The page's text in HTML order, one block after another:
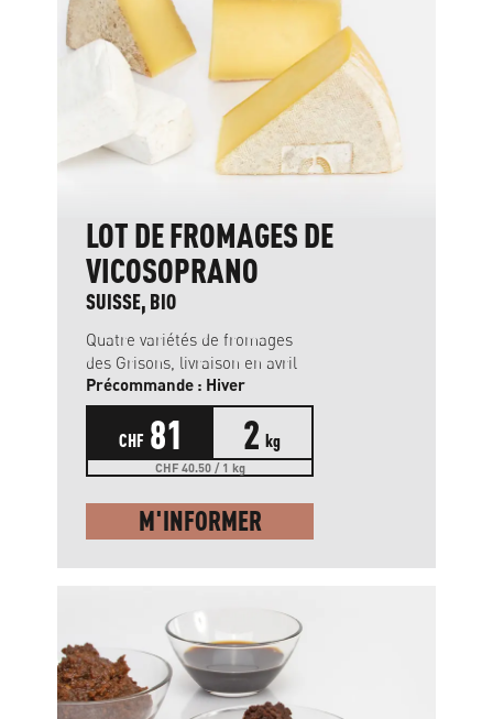
LOT DE FROMAGES DE
VICOSOPRANO
SUISSE, BIO
Quatre variétés de fromages
des Grisons, livraison en avril
Précommande : Hiver
CHF 81 2 kg
CHF 40.50 / 1 kg
M'INFORMER